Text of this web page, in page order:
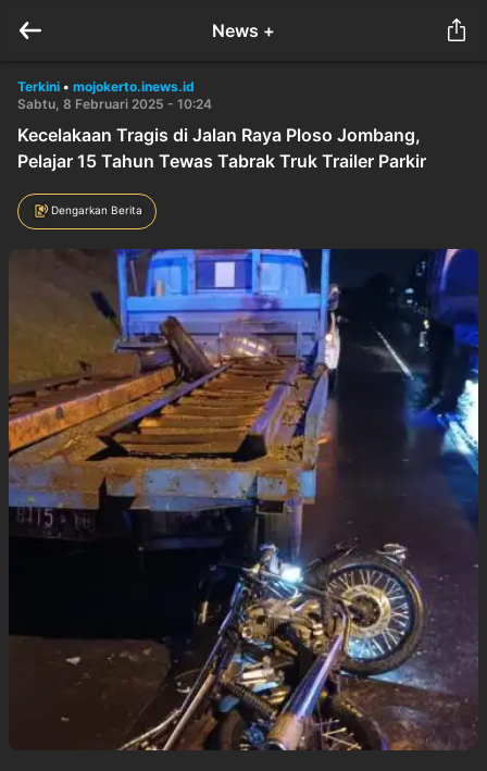
News +
Terkini • mojokerto.inews.id
Sabtu, 8 Februari 2025 - 10:24
Kecelakaan Tragis di Jalan Raya Ploso Jombang,
Pelajar 15 Tahun Tewas Tabrak Truk Trailer Parkir
Dengarkan Berita